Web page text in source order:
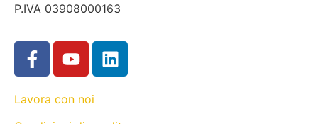
P.IVA 03908000163
Lavora con noi